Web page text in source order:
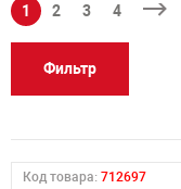
1 2 3 4
Фильтр
Код товара: 712697